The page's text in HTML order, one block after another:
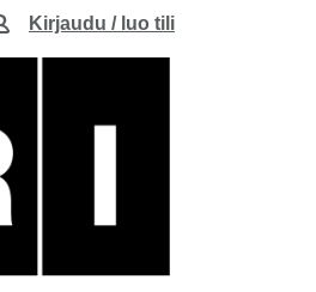
Kirjaudu / luo tili